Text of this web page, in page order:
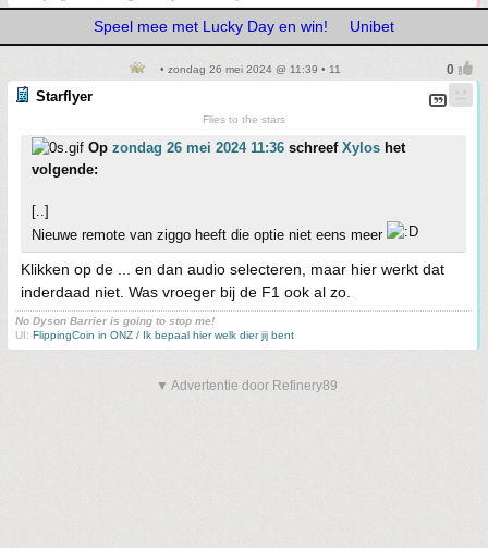
Speel mee met Lucky Day en win! Unibet
• zondag 26 mei 2024 @ 11:39 • 11
Starflyer
Flies to the stars
Op zondag 26 mei 2024 11:36 schreef Xylos het
volgende:
[..]
Nieuwe remote van ziggo heeft die optie niet eens meer
Klikken op de ... en dan audio selecteren, maar hier werkt dat
inderdaad niet. Was vroeger bij de F1 ook al zo.
No Dyson Barrier is going to stop me!
UI: FlippingCoin in ONZ / Ik bepaal hier welk dier jij bent
▼ Advertentie door Refinery89